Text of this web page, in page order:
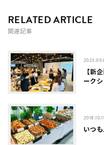
RELATED ARTICLE
関連記事
【新
ーク
2018.10.11
いつ